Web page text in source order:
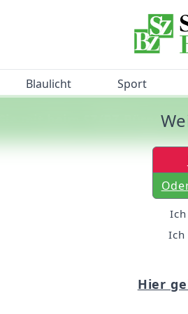
Blaulicht Sport
Sie mit beim SZ/BZ-
Ich
Hier